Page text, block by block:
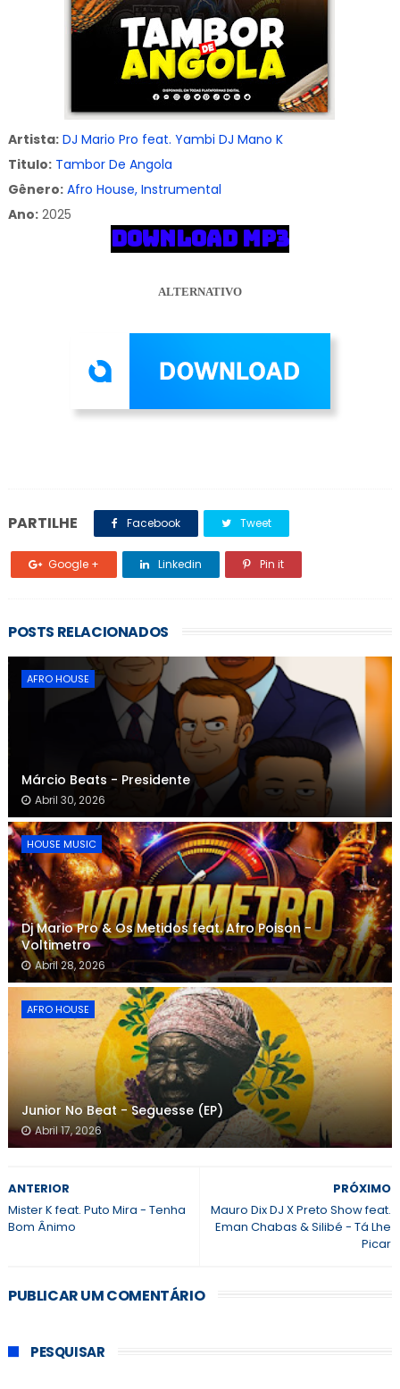
Artista: DJ Mario Pro feat. Yambi DJ Mano K
Titulo: Tambor De Angola
Gênero: Afro House, Instrumental
Ano:2025
DOWNLOAD MP3
ALTERNATIVO
PARTILHE Facebook Tweet
Google + Linkedin Pin it
POSTS RELACIONADOS
AFRO HOUSE
Márcio Beats - Presidente
Abril 30, 2026
HOUSE MUSIC
Dj Mario Pro & Os Metidos feat. Afro Poison -
Voltimetro
Abril 28, 2026
AFRO HOUSE
Junior No Beat - Seguesse (EP)
Abril 17, 2026
PRÓXIMO
Mauro Dix DJ X Preto Show feat.
Eman Chabas & Silibé - Tá Lhe
Picar
ANTERIOR
Mister K feat. Puto Mira - Tenha
Bom Ânimo
PUBLICAR UM COMENTÁRIO
PESQUISAR